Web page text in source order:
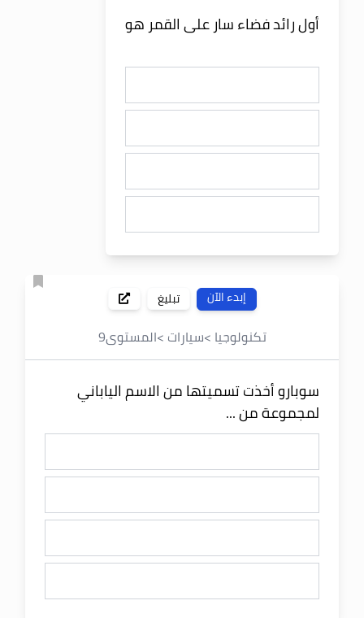
أول رائد فضاء سار على القمر هو
إبدء الآن تبليغ
تكنولوجيا >سيارات >المستوى9
سوبارو أخذت تسميتها من الاسم الياباني
لمجموعة من ...